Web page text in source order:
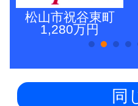
松山市祝谷東町
1,280万円
同